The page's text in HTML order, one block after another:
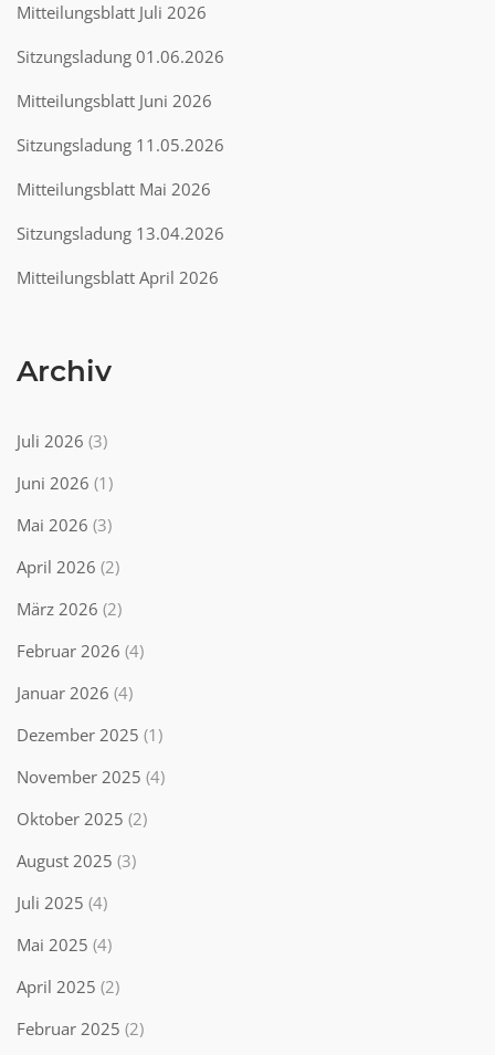
Mitteilungsblatt Juli 2026
Sitzungsladung 01.06.2026
Mitteilungsblatt Juni 2026
Sitzungsladung 11.05.2026
Mitteilungsblatt Mai 2026
Sitzungsladung 13.04.2026
Mitteilungsblatt April 2026
Archiv
Juli 2026 (3)
Juni 2026 (1)
Mai 2026 (3)
April 2026 (2)
März 2026 (2)
Februar 2026 (4)
Januar 2026 (4)
Dezember 2025 (1)
November 2025 (4)
Oktober 2025 (2)
August 2025 (3)
Juli 2025 (4)
Mai 2025 (4)
April 2025 (2)
Februar 2025 (2)